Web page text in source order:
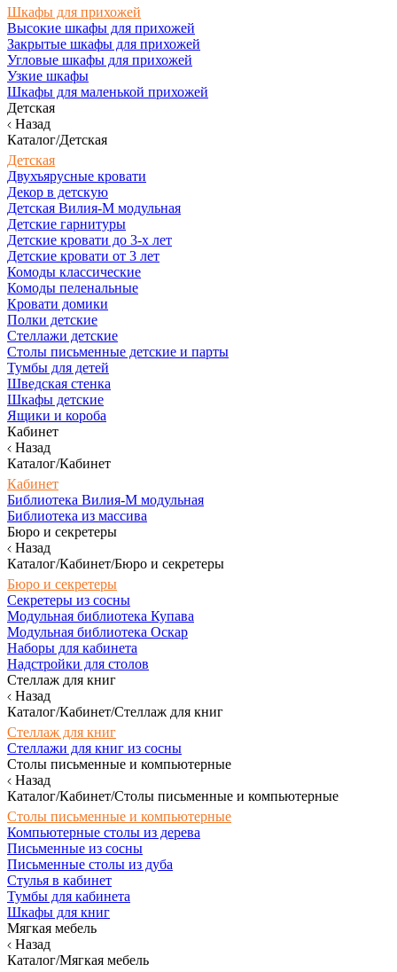
Шкафы для прихожей
Высокие шкафы для прихожей
Закрытые шкафы для прихожей
Угловые шкафы для прихожей
Узкие шкафы
Шкафы для маленькой прихожей
Детская
Назад
Каталог/Детская
Детская
Двухъярусные кровати
Декор в детскую
Детская Вилия-М модульная
Детские гарнитуры
Детские кровати до 3-х лет
Детские кровати от 3 лет
Комоды классические
Комоды пеленальные
Кровати домики
Полки детские
Стеллажи детские
Столы письменные детские и парты
Тумбы для детей
Шведская стенка
Шкафы детские
Ящики и короба
Кабинет
Назад
Каталог/Кабинет
Кабинет
Библиотека Вилия-М модульная
Библиотека из массива
Бюро и секретеры
Назад
Каталог/Кабинет/Бюро и секретеры
Бюро и секретеры
Секретеры из сосны
Модульная библиотека Купава
Модульная библиотека Оскар
Наборы для кабинета
Надстройки для столов
Стеллаж для книг
Назад
Каталог/Кабинет/Стеллаж для книг
Стеллаж для книг
Стеллажи для книг из сосны
Столы письменные и компьютерные
Назад
Каталог/Кабинет/Столы письменные и компьютерные
Столы письменные и компьютерные
Компьютерные столы из дерева
Письменные из сосны
Письменные столы из дуба
Стулья в кабинет
Тумбы для кабинета
Шкафы для книг
Мягкая мебель
Назад
Каталог/Мягкая мебель